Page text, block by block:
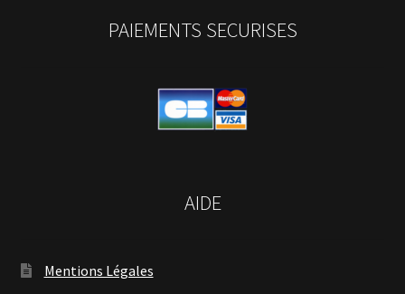
PAIEMENTS SECURISES
AIDE
Mentions Légales